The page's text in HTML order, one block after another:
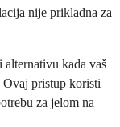
nije prikladna za
alternativu kada vaš
Ovaj pristup koristi
za jelom na